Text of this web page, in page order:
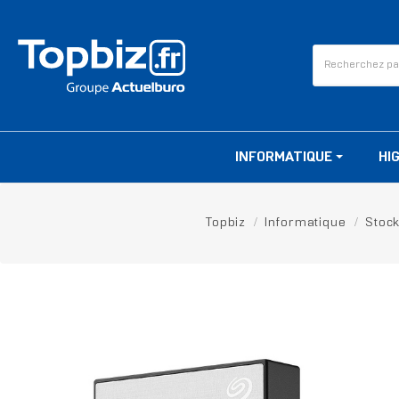
INFORMATIQUE
Topbiz Informatique